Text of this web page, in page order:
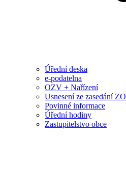
Úřední deska
e-podatelna
OZV + Nařízení
Usnesení ze zasedání ZO
Povinné informace
Úřední hodiny
Zastupitelstvo obce